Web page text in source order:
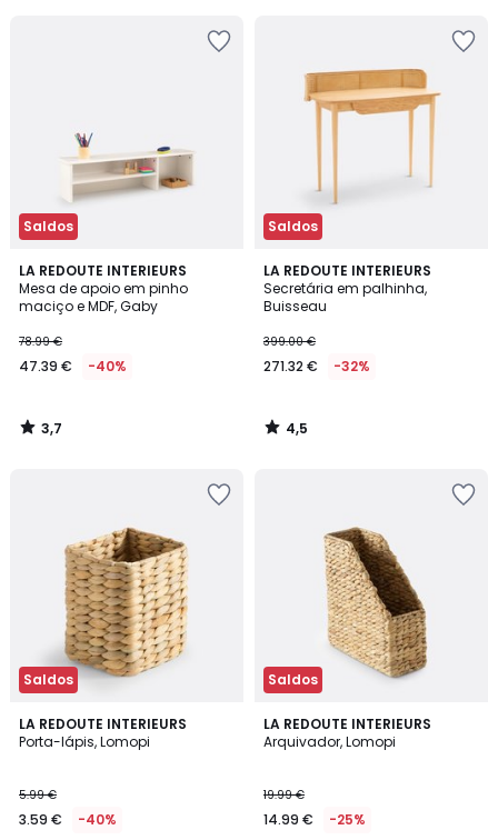
Saldos
LA REDOUTE INTERIEURS
Mesa de apoio em pinho
maciço e MDF, Gaby
78.99 €
47.39 € -40%
3,7
/ 5
3,7
/
Saldos
LA REDOUTE INTERIEURS
Secretária em palhinha,
Buisseau
399.00 €
271.32 € -32%
4,5
/ 5
4,5
/
Saldos
LA REDOUTE INTERIEURS
Porta-lápis, Lomopi
5.99 €
3.59 € -40%
4,7
/ 5
Saldos
LA REDOUTE INTERIEURS
Arquivador, Lomopi
19.99 €
14.99 € -25%
4,5
/ 5